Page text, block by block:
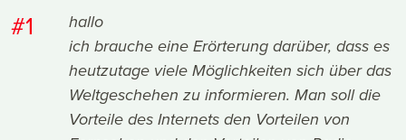
#1
hallo
ich brauche eine Erörterung darüber, dass es
heutzutage viele Möglichkeiten sich über das
Weltgeschehen zu informieren. Man soll die
Vorteile des Internets den Vorteilen von